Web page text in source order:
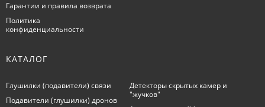
Гарантии и правила возврата
Политика
конфиденциальности
КАТАЛОГ
Глушилки (подавители) связи
Подавители (глушилки) дронов
Детекторы скрытых камер и
"жучков"